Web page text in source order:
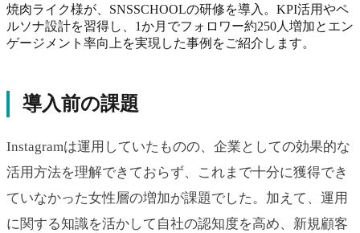
焼肉ライク様が、SNSSCHOOLの研修を導入。KPI活用やペ
ルソナ設計を習得し、1か月でフォロワー約250人増加とエン
ゲージメント率向上を実現した事例をご紹介します。
導入前の課題
Instagramは運用していたものの、企業としての効果的な
活用方法を理解できておらず、これまで十分に獲得でき
ていなかった女性層の増加が課題でした。加えて、運用
に関する知識を活かして自社の認知度を高め、新規顧客